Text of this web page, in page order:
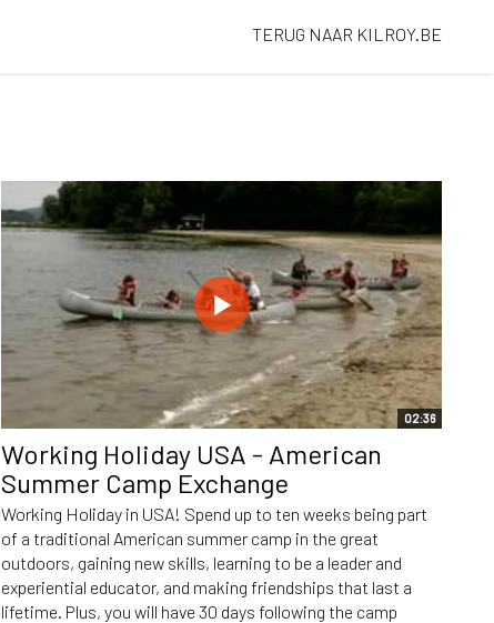
TERUG NAAR KILROY.BE
02:36
Working Holiday USA - American
Summer Camp Exchange
Working Holiday in USA! Spend up to ten weeks being part
of a traditional American summer camp in the great
outdoors, gaining new skills, learning to be a leader and
experiential educator, and making friendships that last a
lifetime. Plus, you will have 30 days following the camp